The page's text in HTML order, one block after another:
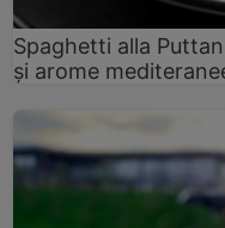
Spaghetti alla
și arome